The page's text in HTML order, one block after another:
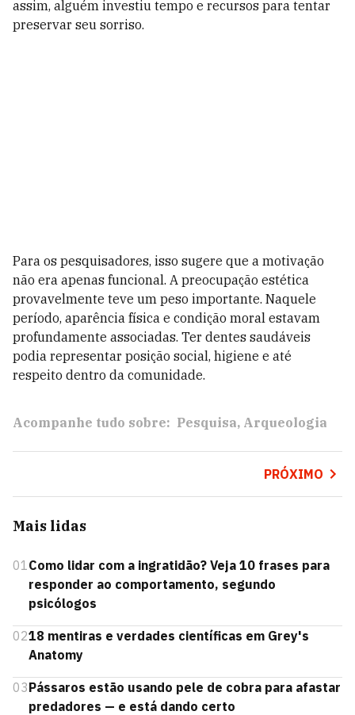
assim, alguém investiu tempo e recursos para tentar
preservar seu sorriso.
Para os pesquisadores, isso sugere que a motivação
não era apenas funcional. A preocupação estética
provavelmente teve um peso importante. Naquele
período, aparência física e condição moral estavam
profundamente associadas. Ter dentes saudáveis
podia representar posição social, higiene e até
respeito dentro da comunidade.
Acompanhe tudo sobre: Pesquisa Arqueologia
PRÓXIMO
Mais lidas
01Como lidar com a ingratidão? Veja 10 frases para
responder ao comportamento, segundo
psicólogos
0218 mentiras e verdades científicas em Grey's
Anatomy
03Pássaros estão usando pele de cobra para afastar
predadores — e está dando certo